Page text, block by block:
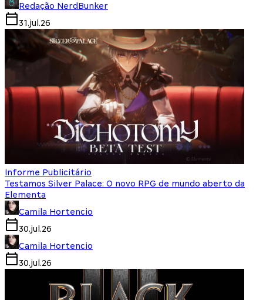
Redação NerdBunker
31.jul.26
Informe Publicitário
Testamos Silver Palace: O novo RPG de mundo aberto da
Elementa
Camila Hortencio
30.jul.26
Camila Hortencio
30.jul.26